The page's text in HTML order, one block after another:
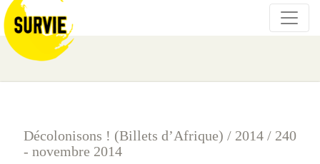
Décolonisons ! (Billets d’Afrique) / 2014 / 240
- novembre 2014